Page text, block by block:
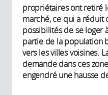
propriétaires ont retiré
marché, ce qui a réduit
possibilités de se loger
partie de la population
vers les villes voisines.
demande dans ces
engendré une hausse